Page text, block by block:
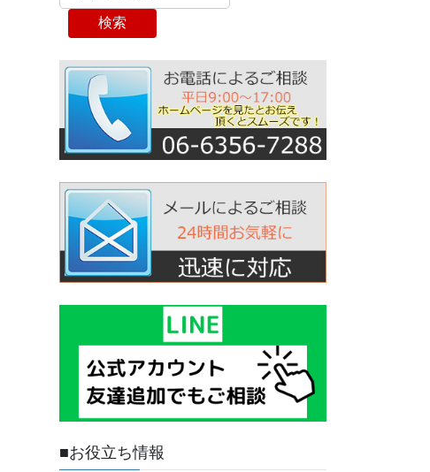
検索
■お役立ち情報